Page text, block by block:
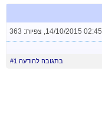
14/10/2015 02:45
, צפיות: 363
בתגובה להודעה #1